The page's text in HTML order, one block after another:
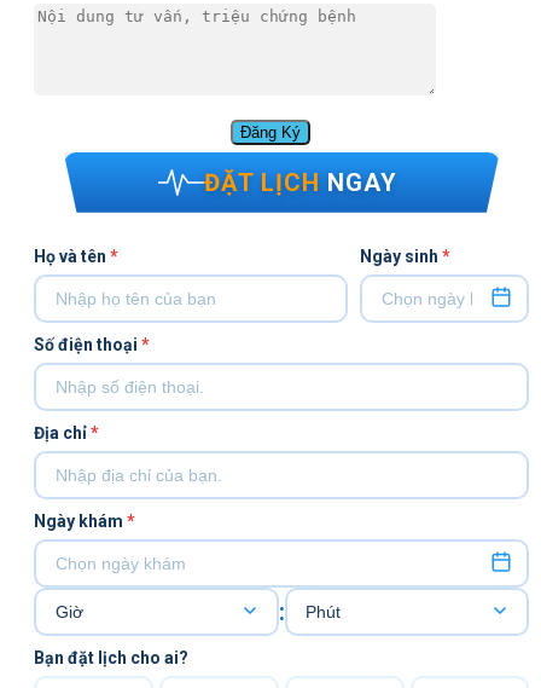
ĐẶT LỊCH NGAY
Họ và tên * Ngày sinh*
Số điện thoại *
Địa chỉ*
Ngày khám *
:
Bạn đặt lịch cho ai?